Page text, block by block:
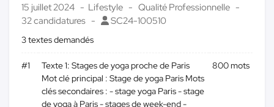
15 juillet 2024 Lifestyle
Qualité Professionnelle
32 candidatures
SC24-100510
3 textes demandés
#1
Texte 1: Stages de yoga proche de Paris
Mot clé principal : Stage de yoga Paris Mots
clés secondaires : - stage yoga Paris - stage
de yoga à Paris - stages de week-end -
800 mots